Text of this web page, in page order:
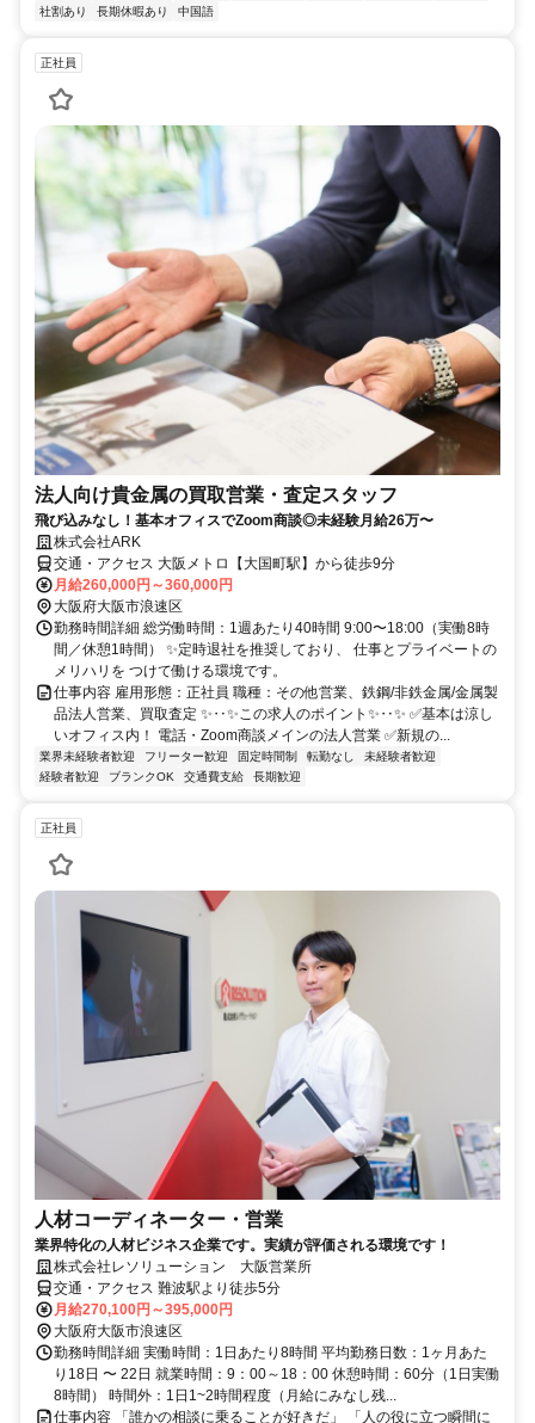
社割あり
長期休暇あり 中国語
正社員
法人向け貴金属の買取営業・査定スタッフ
飛び込みなし！基本オフィスでZoom商談◎未経験月給26万〜
株式会社ARK
交通・アクセス 大阪メトロ【大国町駅】から徒歩9分
月給260,000円～360,000円
大阪府大阪市浪速区
勤務時間詳細 総労働時間：1週あたり40時間 9:00〜18:00（実働8時
間／休憩1時間） ✨定時退社を推奨しており、 仕事とプライベートの
メリハリを つけて働ける環境です。
仕事内容 雇用形態：正社員 職種：その他営業、鉄鋼/非鉄金属/金属製
品法人営業、買取査定 ✨‥✨この求人のポイント✨‥✨ ✅基本は涼し
いオフィス内！ 電話・Zoom商談メインの法人営業 ✅新規の...
業界未経験者歓迎 フリーター歓迎 固定時間制 転勤なし
未経験者歓迎
経験者歓迎
ブランクOK 交通費支給 長期歓迎
正社員
人材コーディネーター・営業
業界特化の人材ビジネス企業です。実績が評価される環境です！
株式会社レソリューション 大阪営業所
交通・アクセス 難波駅より徒歩5分
月給270,100円～395,000円
大阪府大阪市浪速区
勤務時間詳細 実働時間：1日あたり8時間 平均勤務日数：1ヶ月あた
り18日 〜 22日 就業時間：9：00～18：00 休憩時間：60分（1日実働
8時間） 時間外：1日1~2時間程度（月給にみなし残...
仕事内容 「誰かの相談に乗ることが好きだ」 「人の役に立つ瞬間に